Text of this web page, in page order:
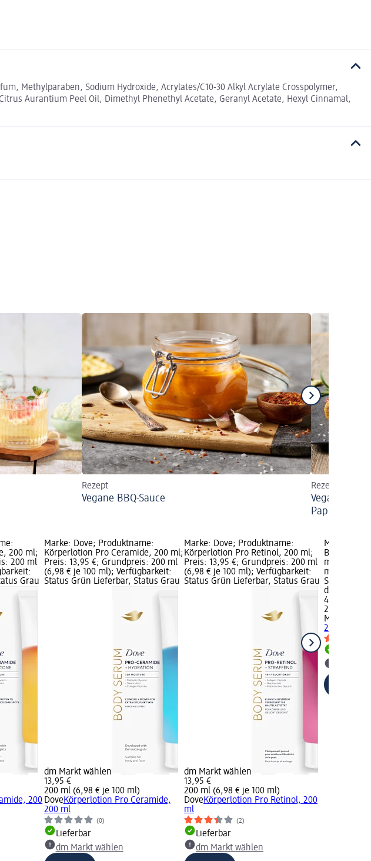
Methylparaben, Sodium Hydroxide, Acrylates/C10-30 Alkyl Acrylate Crosspolymer,
Aurantium Peel Oil, Dimethyl Phenethyl Acetate, Geranyl Acetate, Hexyl Cinnamal,
Rezept
Vegane BBQ-Sauce
Rezept
Vegane
Paprika
200 ml;
200 ml
Grau
200
Marke: Dove; Produktname:
Körperlotion Pro Ceramide, 200 ml;
Preis: 13,95 €; Grundpreis: 200 ml
(6,98 € je 100 ml); Verfügbarkeit:
Status Grün Lieferbar, Status Grau
dm Markt wählen
13,95 €
200 ml (6,98 € je 100 ml)
DoveKörperlotion Pro Ceramide,
200 ml
(0)
Lieferbar
dm Markt wählen
Marke: Dove; Produktname:
Körperlotion Pro Retinol, 200 ml;
Preis: 13,95 €; Grundpreis: 200 ml
(6,98 € je 100 ml); Verfügbarkeit:
Status Grün Lieferbar, Status Grau
dm Markt wählen
13,95 €
200 ml (6,98 € je 100 ml)
DoveKörperlotion Pro Retinol, 200
ml
(2)
Lieferbar
dm Markt wählen
Marke:
Bodylotion
ml; Preis:
ml (1,70 €
Status
dm Markt
4,25 €
250 ml
Mixa
250 ml